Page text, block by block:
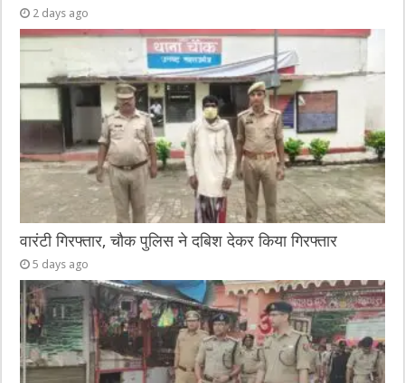
2 days ago
वारंटी गिरफ्तार, चौक पुलिस ने दबिश देकर किया गिरफ्तार
5 days ago